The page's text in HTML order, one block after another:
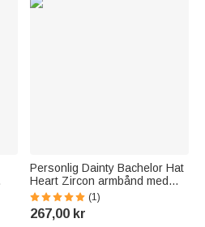
Personlig Dainty Bachelor Hat
Heart Zircon armbånd med
navn kvinne smykker 2026
Graduation bursdagsgave til
nyutdannede
(1)
267,00 kr